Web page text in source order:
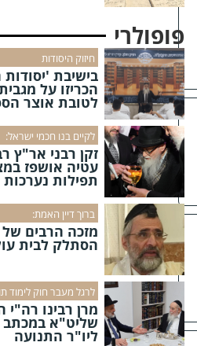
פופולרי
חיזוק היסודות
בישיבת
הכריזו על
לטובת אוצר
לקיים בנו חכמי ישראל:
זקן רבני אר"ץ
עטיה אושפז
תפילות
ברוך דיין האמת:
מזכה הרבים
הסתלק לבית
לרגל מעבר חוק לימוד
מרן רבינו
שליט"א במכתב
ליו"ר התנועה